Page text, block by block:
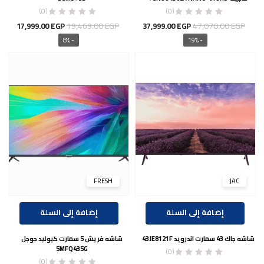
(0)
47,070.00EGP
السعر
الأصلي
37,999.00EGP
السعر
- 19%
(0)
19,469.00EGP
السعر
الأصلي
17,999.00EGP
- 8%
JAC
إضافة إلى السلة
شاشه جاك 43 سمارت اندرويد 43JE8121F
(0)
FRESH
إضافة إلى السلة
شاشه فريش 5 سمارت كيوليد جوجل
5MFQ435G